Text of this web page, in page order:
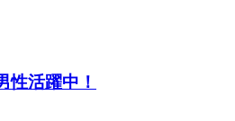
活躍中！